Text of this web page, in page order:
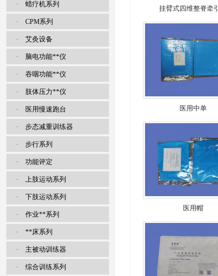
· 蜡疗机系列
· CPM系列
· 艾灸设备
· 脑电功能**仪
· 吞咽功能**仪
· 肢体压力**仪
· 医用慢速跑台
· 步态减重训练器
· 步行系列
· 功能评定
· 上肢运动系列
· 下肢运动系列
· 作业**系列
· **床系列
· 主被动训练器
· 综合训练系列
挂臂式四维整脊牵
医用中单
医用帽